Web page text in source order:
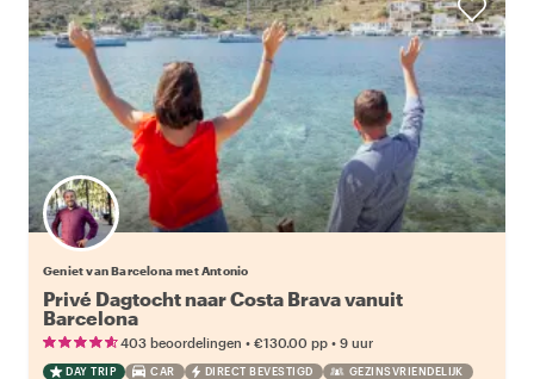
Geniet van Barcelona met Antonio
Privé Dagtocht naar Costa Brava vanuit
Barcelona
403 beoordelingen • €130.00 pp • 9 uur
DAY TRIP CAR DIRECT BEVESTIGD GEZINSVRIENDELIJK